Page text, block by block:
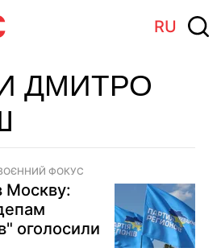
RU
ДМИТРО
ФОКУС
Москву:
оголосили